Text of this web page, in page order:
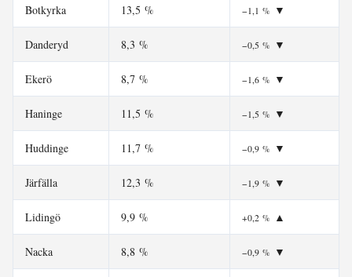
Botkyrka 13,5 % −1,1 % ▼
Danderyd 8,3 % −0,5 % ▼
Ekerö 8,7 % −1,6 % ▼
Haninge 11,5 % −1,5 % ▼
Huddinge 11,7 % −0,9 % ▼
Järfälla 12,3 % −1,9 % ▼
Lidingö 9,9 % +0,2 % ▲
Nacka 8,8 % −0,9 % ▼